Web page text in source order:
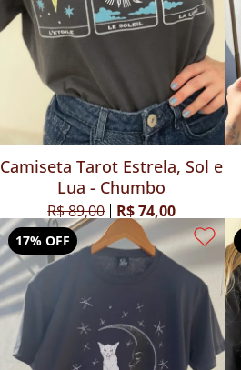
Camiseta Tarot Estrela, Sol e
Lua - Chumbo
R$ 89,00 R$ 74,00
17% OFF